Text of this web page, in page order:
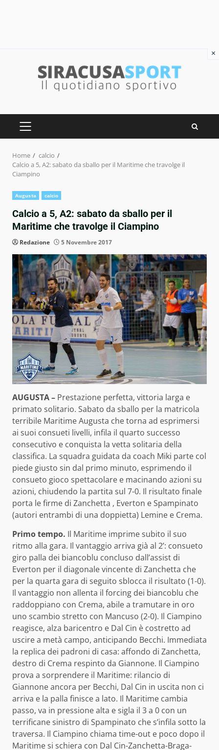
PRIMARY
Home
calcio
Calcio a 5, A2: sabato da sballo per il Maritime che travolge il
Ciampino
Augusta calcio
Calcio a 5, A2: sabato da sballo per il
Maritime che travolge il Ciampino
Redazione 5 Novembre 2017
AUGUSTA – Prestazione perfetta, vittoria larga e
primato solitario. Sabato da sballo per la matricola
terribile Maritime Augusta che torna ad esprimersi
ai suoi consueti livelli, infila il quarto successo
consecutivo e conquista la vetta solitaria della
classifica. La squadra guidata da coach Miki parte col
piede giusto sin dal primo minuto, esprimendo il
consueto gioco spettacolare e macinando azioni su
azioni, chiudendo la partita sul 7-0. Il risultato finale
porta le firme di Zanchetta , Everton e Spampinato
(autori entrambi di una doppietta) Lemine e Crema.
Primo tempo. Il Maritime imprime subito il suo
ritmo alla gara. Il vantaggio arriva già al 2’: consueto
giro palla dei biancoblu concluso dall’assist di
Everton per il diagonale vincente di Zanchetta che
per la quarta gara di seguito sblocca il risultato (1-0).
Il vantaggio non allenta il forcing dei biancoblu che
raddoppiano con Crema, abile a tramutare in oro
uno scambio stretto con Mancuso (2-0). Il Ciampino
reagisce, alza baricentro e Dal Cin è costretto ad
uscire a metà campo, anticipando Becchi. Immediata
la replica dei padroni di casa: affondo di Zanchetta,
destro di Crema respinto da Giannone. Il Ciampino
prova a sorprendere il Maritime: rilancio di
Giannone ancora per Becchi, Dal Cin in uscita non ci
arriva e la palla finisce a lato. Il Maritime cambia
passo, va in pressione alta e sigla il 3 a 0 con un
terrificane sinistro di Spampinato che s’infila sotto la
traversa. Il Ciampino chiama time-out e poco dopo il
Maritime si schiera con Dal Cin-Zanchetta-Braga-
×